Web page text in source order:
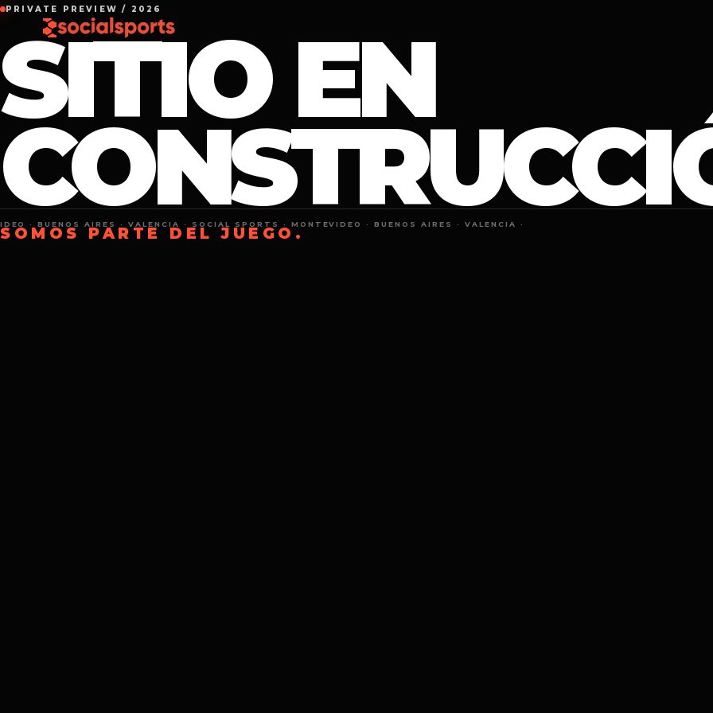
PRIVATE PREVIEW / 2026
SITIO EN
SOMOS PARTE DEL JUEGO.
· BUENOS AIRES · VALENCIA · SOCIAL SPORTS · MONTEVIDEO · BUENOS AIRES · VALENCIA ·